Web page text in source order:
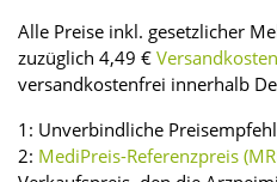
Alle Preise inkl. gesetzlicher
zuzüglich 4,49 € Versandkosten
versandkostenfrei innerhalb
1: Unverbindliche
2: MediPreis-Referenzpreis